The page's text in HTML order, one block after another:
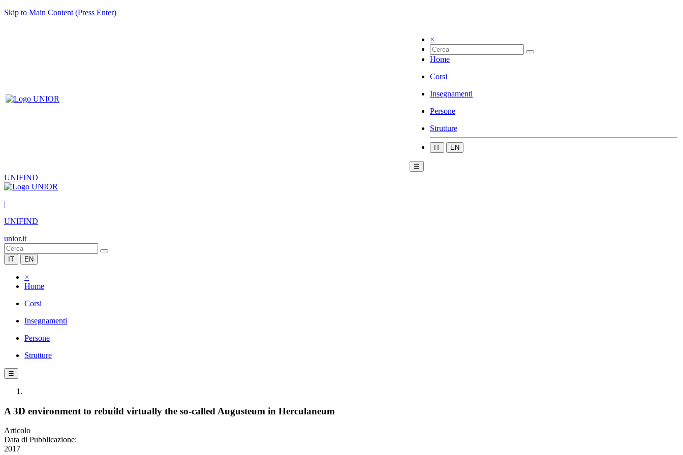
Skip to Main Content (Press Enter)
×
Home
Corsi
Insegnamenti
Persone
Strutture
IT EN
☰
UNIFIND
|
UNIFIND
unior.it
IT EN
×
Home
Corsi
Insegnamenti
Persone
Strutture
☰
A 3D environment to rebuild virtually the so-called Augusteum in Herculaneum
Articolo
Data di Pubblicazione:
2017